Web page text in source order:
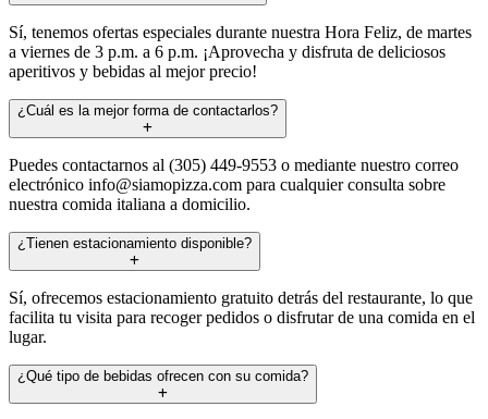
Sí, tenemos ofertas especiales durante nuestra Hora Feliz, de martes
a viernes de 3 p.m. a 6 p.m. ¡Aprovecha y disfruta de deliciosos
aperitivos y bebidas al mejor precio!
¿Cuál es la mejor forma de contactarlos?
Puedes contactarnos al (305) 449-9553 o mediante nuestro correo
electrónico info@siamopizza.com para cualquier consulta sobre
nuestra comida italiana a domicilio.
¿Tienen estacionamiento disponible?
Sí, ofrecemos estacionamiento gratuito detrás del restaurante, lo que
facilita tu visita para recoger pedidos o disfrutar de una comida en el
lugar.
¿Qué tipo de bebidas ofrecen con su comida?